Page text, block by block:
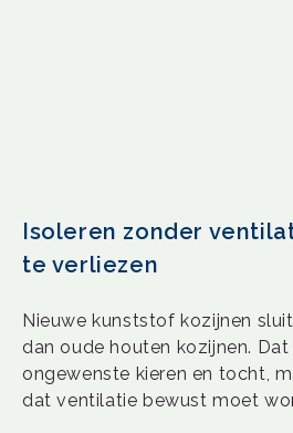
Isoleren zonder
te verliezen
Nieuwe kunststof kozijnen
dan oude houten kozijnen.
ongewenste kieren en tocht,
dat ventilatie bewust moet